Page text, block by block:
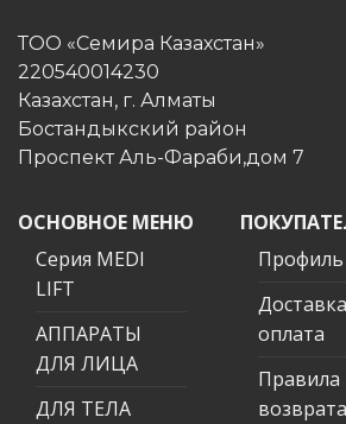
ТОО «Семира Казахстан»
220540014230
Казахстан, г. Алматы
Бостандыкский район
Проспект Аль-Фараби,дом 7
ОСНОВНОЕ МЕНЮ
Серия MEDI
LIFT
АППАРАТЫ
ДЛЯ ЛИЦА
ДЛЯ ТЕЛА
Профиль
оплата
Правила